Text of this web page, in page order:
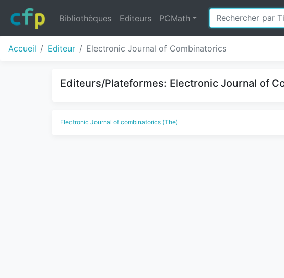
Bibliothèques Editeurs PCMath
Accueil Editeur Electronic Journal of Combinatorics
Editeurs/Plateformes: Electronic Journal of
Electronic Journal of combinatorics (The)